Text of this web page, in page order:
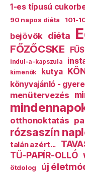
1-es típusú
90 napos diéta 101-
bejövők diéta
FŐZŐCSKE
indul-a-kapszula
kimenők kutya
könyvajánló -
menütervezés
otthonoktatás
rózsaszín
talán azért...
TŰ-PAPÍR-OLLÓ
ötdolog új